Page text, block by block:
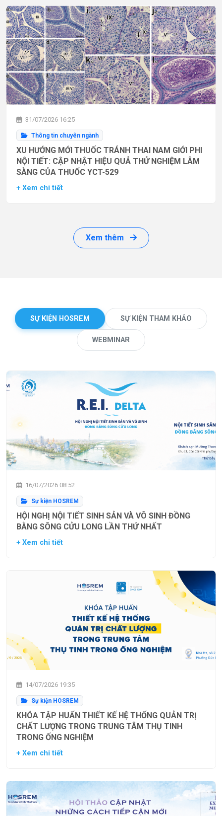
31/07/2026 16:25
Thông tin chuyên ngành
XU HƯỚNG MỚI THUỐC TRÁNH THAI NAM GIỚI PHI
NỘI TIẾT: CẬP NHẬT HIỆU QUẢ THỬ NGHIỆM LÂM
SÀNG CỦA THUỐC YCT-529
+ Xem chi tiết
Xem thêm
SỰ KIỆN HOSREM SỰ KIỆN THAM KHẢO
WEBMINAR
16/07/2026 08:52
Sự kiện HOSREM
HỘI NGHỊ NỘI TIẾT SINH SẢN VÀ VÔ SINH ĐỒNG
BẰNG SÔNG CỬU LONG LẦN THỨ NHẤT
+ Xem chi tiết
14/07/2026 19:35
Sự kiện HOSREM
KHÓA TẬP HUẤN THIẾT KẾ HỆ THỐNG QUẢN TRỊ
CHẤT LƯỢNG TRONG TRUNG TÂM THỤ TINH
TRONG ỐNG NGHIỆM
+ Xem chi tiết